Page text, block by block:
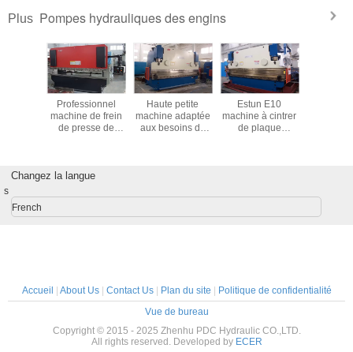
once you dial in the IPD correctly. The manual
adjustment is smooth, and finding that sweet spot
makes all the difference. No more eye strain
during long sessions. Highly r
Plus Pompes hydrauliques des engins
de
Hydraulic Sauer
Danfoss Gear
Pump
Hydraulic Gear
Pump PC200-6
Hydraulic Gear
Pump
E200B/E320
Changez la langue
s
French
Accueil About Us| Contact Us| Plan du site
Politique de confidentialité
Vue de bureau
Copyright © 2015 - 2025 Zhenhu PDC Hydraulic CO.,LTD.
All rights reserved. Developed by ECER